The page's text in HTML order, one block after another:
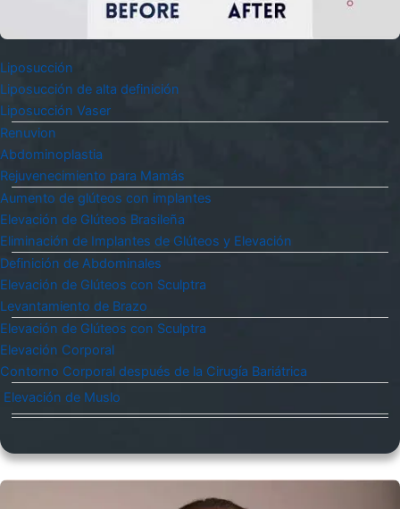
Liposucción
Liposucción de alta definición
Liposucción Vaser
Renuvion
Abdominoplastia
Rejuvenecimiento para Mamás
Aumento de glúteos con implantes
Elevación de Glúteos Brasileña
Eliminación de Implantes de Glúteos y Elevación
Definición de Abdominales
Elevación de Glúteos con Sculptra
Levantamiento de Brazo
Elevación de Glúteos con Sculptra
Elevación Corporal
Contorno Corporal después de la Cirugía Bariátrica
Elevación de Muslo